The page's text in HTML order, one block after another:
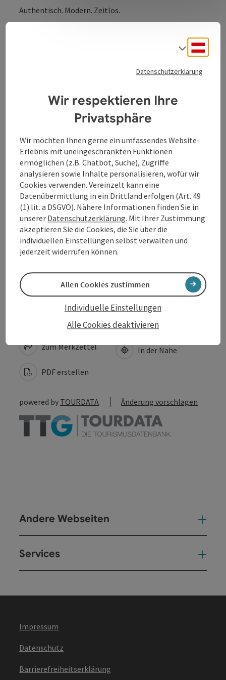
Authentisch. Modern. Zeitlos.
Fashion Trends steht. Stylisch. Und extravagant. Ein
Eigentümerin selbst ausgewählt – aus Taschen,
Für Lieblingsmenschen. Oder sich selbst. Für alle
Anlässe. Und jede Saison.
Kontakt
Öffnungszeiten
Anreise/Lage
Beitrag merken
zum Merkzettel
PDF erstellen
Beitrag drucken
In der Nähe
powered by TOURDATA Änderung vorschlagen
Andere Webseiten
Services
Impressum
Datenschutz
Barrierefreiheitserklärung
Datenschutzerklärung
Wir respektieren Ihre
Privatsphäre
Wir möchten Ihnen gerne ein umfassendes Website-
Erlebnis mit uneingeschränkten Funktionen
ermöglichen (z.B. Chatbot, Suche), Zugriffe
analysieren sowie Inhalte personalisieren, wofür wir
Cookies verwenden. Vereinzelt kann eine
Datenübermittlung in ein Drittland erfolgen (Art. 49
(1) lit. a DSGVO). Nähere Informationen finden Sie in
unserer Datenschutzerklärung. Mit Ihrer Zustimmung
akzeptieren Sie die Cookies, die Sie über die
individuellen Einstellungen selbst verwalten und
jederzeit widerrufen können.
Alle Cookies deaktivieren
Individuelle Einstellungen
Allen Cookies zustimmen